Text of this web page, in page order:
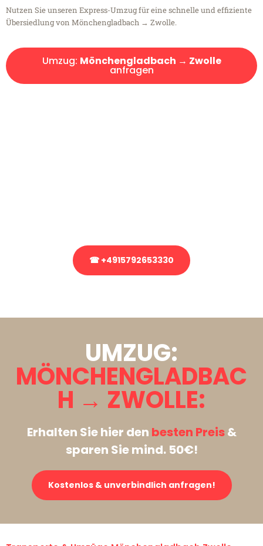
Nutzen Sie unseren Express-Umzug für eine schnelle und effiziente
Übersiedlung von Mönchengladbach → Zwolle.
Umzug: Mönchengladbach → Zwolle
anfragen
☎ +4915792653330
UMZUG:
MÖNCHENGLADBAC
H → ZWOLLE:
Erhalten Sie hier den besten Preis&
sparen Sie mind. 50€!
Kostenlos & unverbindlich anfragen!